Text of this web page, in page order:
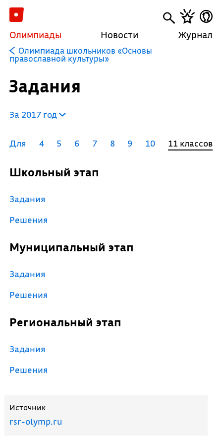
Олимпиады Новости Журнал
Олимпиада школьников «Основы
православной культуры»
Задания
За 2017 год
Для 4 5 6 7 8 9 10 11 классов
Школьный этап
Задания
Решения
Муниципальный этап
Задания
Решения
Региональный этап
Задания
Решения
Источник
rsr-olymp.ru